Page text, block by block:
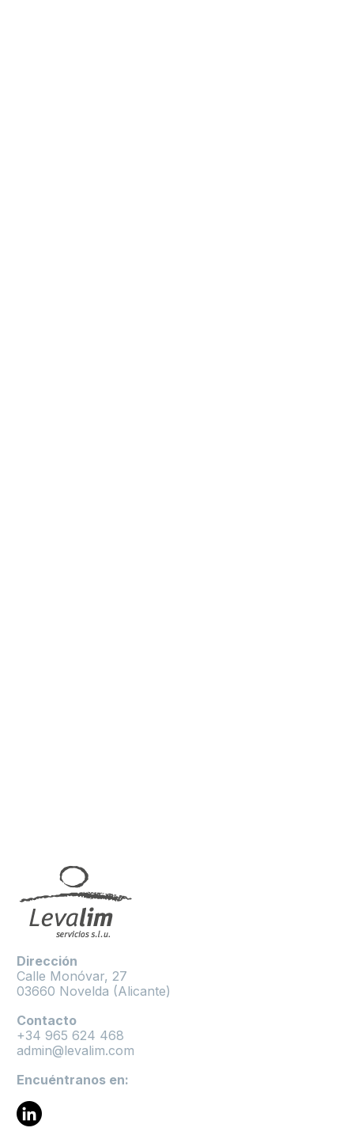
Dirección
Calle Monóvar, 27
03660 Novelda (Alicante)
Contacto
+34 965 624 468
admin@levalim.com
Encuéntranos en: